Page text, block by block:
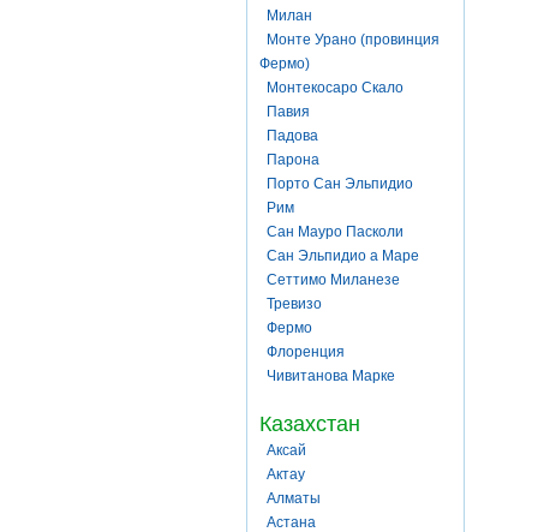
Милан
Монте Урано (провинция
Фермо)
Монтекосаро Скало
Павия
Падова
Парона
Порто Сан Эльпидио
Рим
Сан Мауро Пасколи
Сан Эльпидио а Маре
Сеттимо Миланезе
Тревизо
Фермо
Флоренция
Чивитанова Марке
Казахстан
Аксай
Актау
Алматы
Астана